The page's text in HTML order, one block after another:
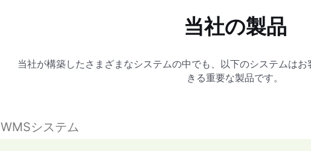
当社の製品
当社が構築したさまざまなシステムの中でも、以下のシステムは
きる重要な製品です。
WMSシステム